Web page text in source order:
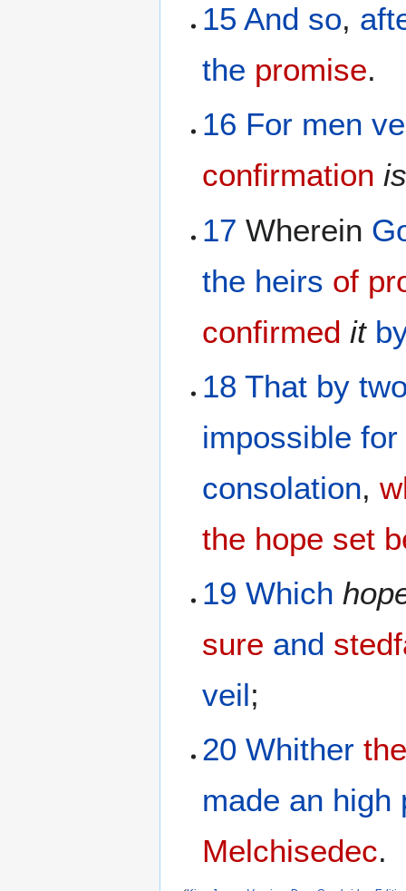
15 And so,
the promise.
16 For men
confirmation
17 Wherein
the heirs of
confirmed it
18 That by
impossible for
consolation,
the hope set
19 Which
sure and
veil;
20 Whither
made an high
Melchisedec.